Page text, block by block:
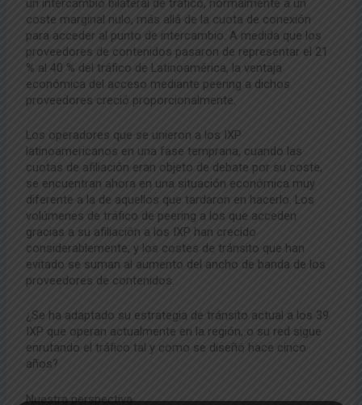
un intercambio bilateral de tráfico, normalmente a un
coste marginal nulo, más allá de la cuota de conexión
para acceder al punto de intercambio. A medida que los
proveedores de contenidos pasaron de representar el 21
% al 40 % del tráfico de Latinoamérica, la ventaja
económica del acceso mediante peering a dichos
proveedores creció proporcionalmente.
Los operadores que se unieron a los IXP
latinoamericanos en una fase temprana, cuando las
cuotas de afiliación eran objeto de debate por su coste,
se encuentran ahora en una situación económica muy
diferente a la de aquellos que tardaron en hacerlo. Los
volúmenes de tráfico de peering a los que acceden
gracias a su afiliación a los IXP han crecido
considerablemente, y los costes de tránsito que han
evitado se suman al aumento del ancho de banda de los
proveedores de contenidos.
¿Se ha adaptado su estrategia de tránsito actual a los 39
IXP que operan actualmente en la región, o su red sigue
enrutando el tráfico tal y como se diseñó hace cinco
años?
Nuestra perspectiva